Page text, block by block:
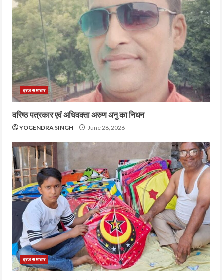
ब्रज समाचार
वरिष्ठ पत्रकार एवं अधिवक्ता अरुण अनु का निधन
YOGENDRA SINGH June 28, 2026
ब्रज समाचार